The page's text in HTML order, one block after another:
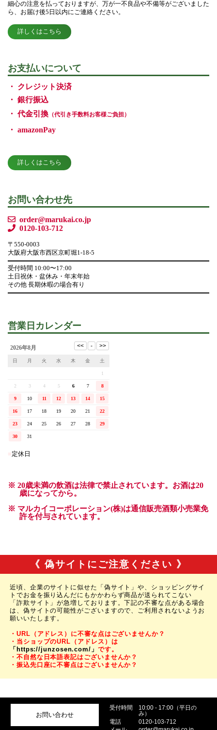
《 偽サイトにご注意ください 》
近頃、企業のサイトに似せた「偽サイト」や、ショッピングサイ
トでお金を振り込んだにもかかわらず商品が送られてこない
「詐欺サイト」が急増しております。下記の不審な点がある場合
は、偽サイトの可能性がございますので、ご利用されないようお
願いいたします。
・URL（アドレス）に不審な点はございませんか？
・当ショップのURL（アドレス）は
「https://junzosen.com/」 です。
・不自然な日本語表記はございませんか？
・振込先口座に不審点はございませんか？
お問い合わせ
受付時間
10:00 - 17:00（平日の
み）
電話
0120-103-712